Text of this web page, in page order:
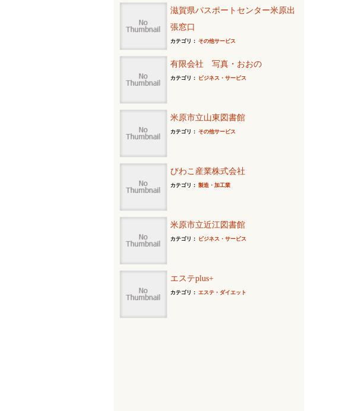
滋賀県パスポートセンター米原出
張窓口
カテゴリ： その他サービス
有限会社 写真・おおの
カテゴリ： ビジネス・サービス
米原市立山東図書館
カテゴリ： その他サービス
びわこ産業株式会社
カテゴリ： 製造・加工業
米原市立近江図書館
カテゴリ： ビジネス・サービス
エステplus+
カテゴリ： エステ・ダイエット